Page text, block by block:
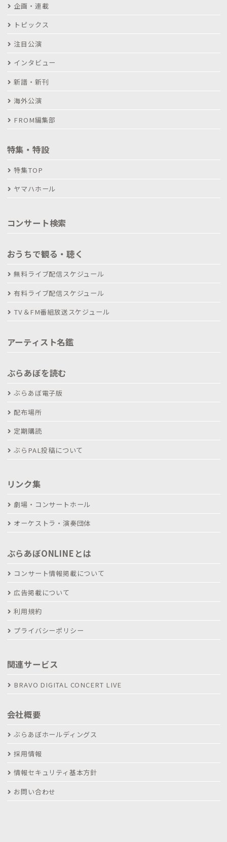
企画・連載
トピックス
注目公演
インタビュー
新譜・新刊
海外公演
FROM編集部
特集・特設
特集TOP
ヤマハホール
コンサート検索
おうちで観る・聴く
無料ライブ配信スケジュール
有料ライブ配信スケジュール
TV＆FM番組放送スケジュール
アーティスト名鑑
ぶらあぼを読む
ぶらあぼ電子版
配布場所
定期購読
ぶらPAL投稿について
リンク集
劇場・コンサートホール
オーケストラ・演奏団体
ぶらあぼONLINEとは
コンサート情報掲載について
広告掲載について
利用規約
プライバシーポリシー
関連サービス
BRAVO DIGITAL CONCERT LIVE
会社概要
ぶらあぼホールディングス
採用情報
情報セキュリティ基本方針
お問い合わせ